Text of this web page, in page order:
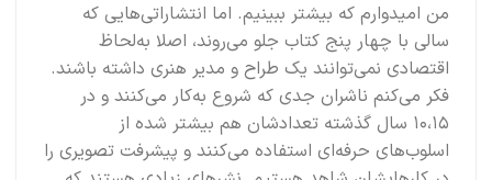
من امیدوارم که بیشتر ببینیم. اما انتشاراتی‌هایی که
سالی با چهار پنج کتاب جلو می‌روند، اصلا به‌لحاظ
اقتصادی نمی‌توانند یک طراح و مدیر هنری داشته باشند.
فکر می‌کنم ناشران جدی که شروع به‌کار می‌کنند و در
۱۰،۱۵ سال گذشته تعدادشان هم بیشتر شده از
اسلوب‌های حرفه‌ای استفاده می‌کنند و پیشرفت تصویری را